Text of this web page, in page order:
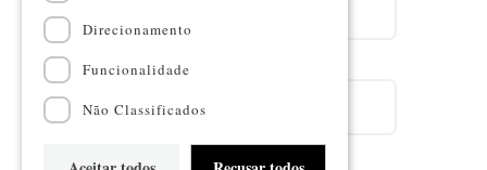
Direcionamento
Funcionalidade
Não Classificados